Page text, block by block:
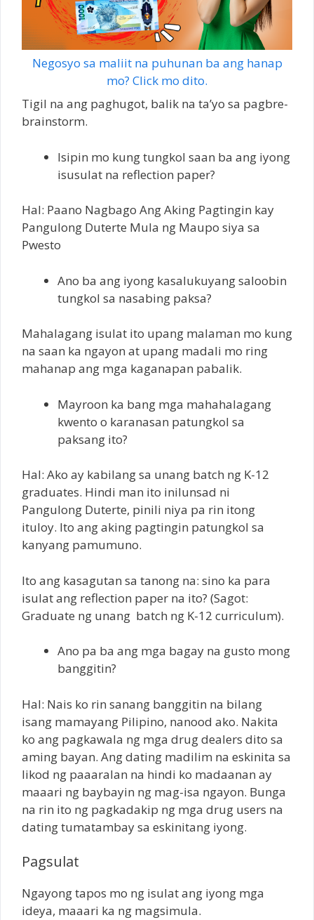
Negosyo sa maliit na puhunan ba ang hanap
mo? Click mo dito.
Tigil na ang paghugot, balik na ta’yo sa pagbre-
brainstorm.
Isipin mo kung tungkol saan ba ang iyong
isusulat na reflection paper?
Hal: Paano Nagbago Ang Aking Pagtingin kay
Pangulong Duterte Mula ng Maupo siya sa
Pwesto
Ano ba ang iyong kasalukuyang saloobin
tungkol sa nasabing paksa?
Mahalagang isulat ito upang malaman mo kung
na saan ka ngayon at upang madali mo ring
mahanap ang mga kaganapan pabalik.
Mayroon ka bang mga mahahalagang
kwento o karanasan patungkol sa
paksang ito?
Hal: Ako ay kabilang sa unang batch ng K-12
graduates. Hindi man ito inilunsad ni
Pangulong Duterte, pinili niya pa rin itong
ituloy. Ito ang aking pagtingin patungkol sa
kanyang pamumuno.
Ito ang kasagutan sa tanong na: sino ka para
isulat ang reflection paper na ito? (Sagot:
Graduate ng unang batch ng K-12 curriculum).
Ano pa ba ang mga bagay na gusto mong
banggitin?
Hal: Nais ko rin sanang banggitin na bilang
isang mamayang Pilipino, nanood ako. Nakita
ko ang pagkawala ng mga drug dealers dito sa
aming bayan. Ang dating madilim na eskinita sa
likod ng paaaralan na hindi ko madaanan ay
maaari ng baybayin ng mag-isa ngayon. Bunga
na rin ito ng pagkadakip ng mga drug users na
dating tumatambay sa eskinitang iyong.
Pagsulat
Ngayong tapos mo ng isulat ang iyong mga
ideya, maaari ka ng magsimula.